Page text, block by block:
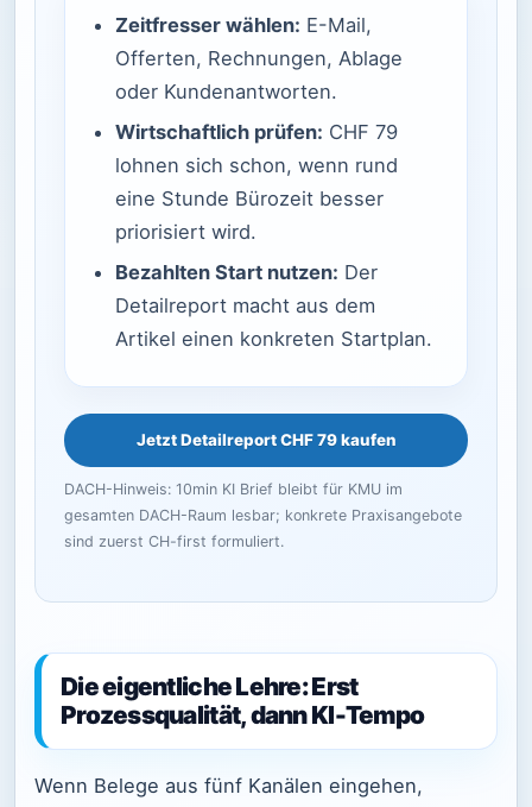
Zeitfresser wählen: E-Mail,
Offerten, Rechnungen, Ablage
oder Kundenantworten.
Wirtschaftlich prüfen: CHF 79
lohnen sich schon, wenn rund
eine Stunde Bürozeit besser
priorisiert wird.
Bezahlten Start nutzen: Der
Detailreport macht aus dem
Artikel einen konkreten Startplan.
Jetzt Detailreport CHF 79 kaufen
DACH-Hinweis: 10min KI Brief bleibt für KMU im
gesamten DACH-Raum lesbar; konkrete Praxisangebote
sind zuerst CH-first formuliert.
Die eigentliche Lehre: Erst
Prozessqualität, dann KI-Tempo
Wenn Belege aus fünf Kanälen eingehen,